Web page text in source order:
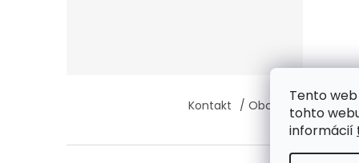
Tento
tohto
informácií
Kontakt / Obchodné